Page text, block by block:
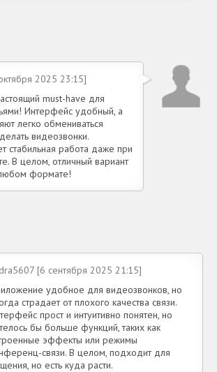
2025 23:15]
must-have для
Интерфейс удобный, а
легко обмениваться
видеозвонки.
стабильная работа даже при
В целом, отличный вариант
формате!
[6 сентября 2025 21:15]
удобное для видеозвонков, но
страдает от плохого качества связи.
прост и интуитивно понятен, но
бы больше функций, таких как
эффекты или режимы
связи. В целом, подходит для
но есть куда расти.